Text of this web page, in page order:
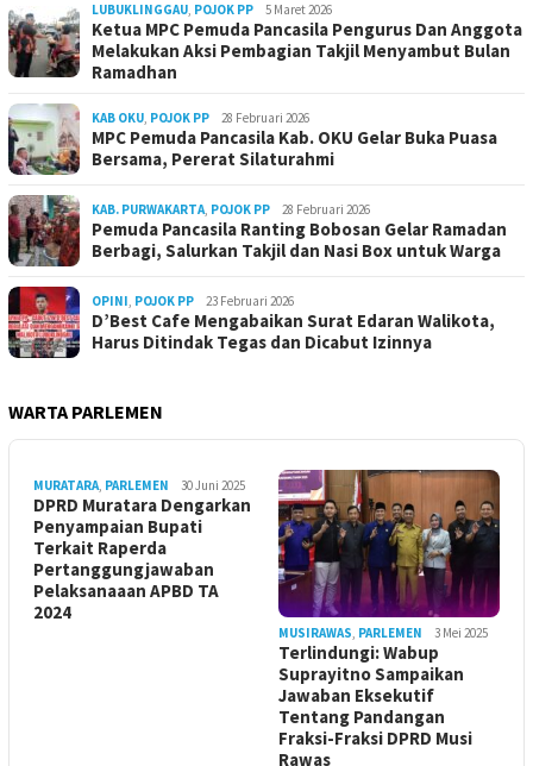
LUBUKLINGGAU, POJOK PP 5 Maret 2026
Ketua MPC Pemuda Pancasila Pengurus Dan Anggota
Melakukan Aksi Pembagian Takjil Menyambut Bulan
Ramadhan
KAB OKU, POJOK PP 28 Februari 2026
MPC Pemuda Pancasila Kab. OKU Gelar Buka Puasa
Bersama, Pererat Silaturahmi
KAB. PURWAKARTA, POJOK PP 28 Februari 2026
Pemuda Pancasila Ranting Bobosan Gelar Ramadan
Berbagi, Salurkan Takjil dan Nasi Box untuk Warga
OPINI, POJOK PP 23 Februari 2026
D’Best Cafe Mengabaikan Surat Edaran Walikota,
Harus Ditindak Tegas dan Dicabut Izinnya
WARTA PARLEMEN
MURATARA, PARLEMEN 30 Juni 2025
DPRD Muratara Dengarkan
Penyampaian Bupati
Terkait Raperda
Pertanggungjawaban
Pelaksanaaan APBD TA
2024
MUSIRAWAS, PARLEMEN 3 Mei 2025
Terlindungi: Wabup
Suprayitno Sampaikan
Jawaban Eksekutif
Tentang Pandangan
Fraksi-Fraksi DPRD Musi
Rawas